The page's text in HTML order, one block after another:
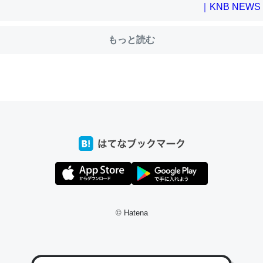
同じ理由でEcho Show 8を設定中でした。PrimeとかSpotifyを支払う
倍以上に伸ばす効果があるはず……
もっと読む
© Hatena